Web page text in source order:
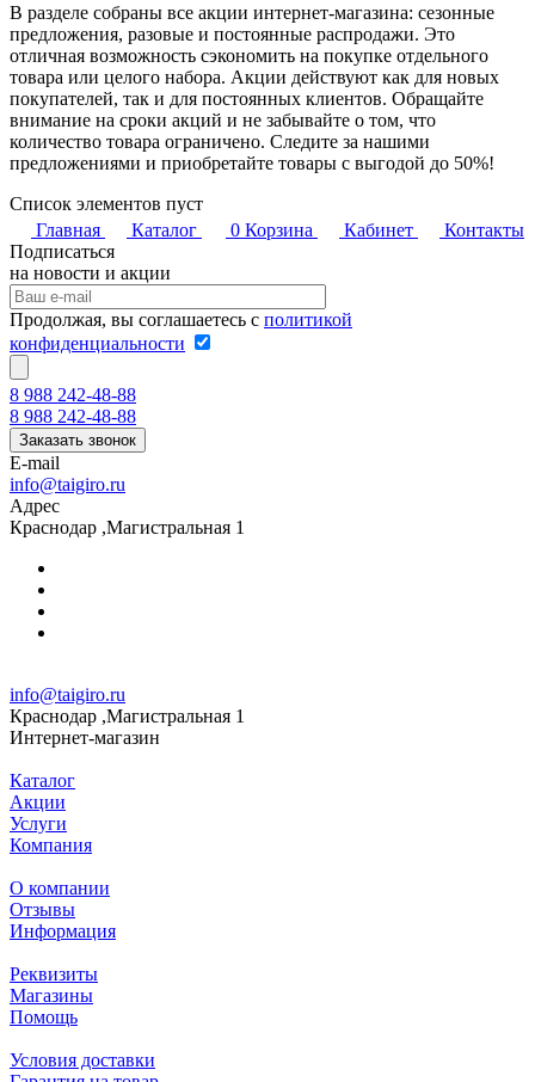
В разделе собраны все акции интернет-магазина: сезонные
предложения, разовые и постоянные распродажи. Это
отличная возможность сэкономить на покупке отдельного
товара или целого набора. Акции действуют как для новых
покупателей, так и для постоянных клиентов. Обращайте
внимание на сроки акций и не забывайте о том, что
количество товара ограничено. Следите за нашими
предложениями и приобретайте товары с выгодой до 50%!
Список элементов пуст
Главная
Каталог 0 Корзина Кабинет
Контакты
Подписаться
на новости и акции
Продолжая, вы соглашаетесь с политикой
конфиденциальности
8 988 242-48-88
8 988 242-48-88
Заказать звонок
E-mail
info@taigiro.ru
Адрес
Краснодар ,Магистральная 1
info@taigiro.ru
Краснодар ,Магистральная 1
Интернет-магазин
Каталог
Акции
Услуги
Компания
О компании
Отзывы
Информация
Реквизиты
Магазины
Помощь
Условия доставки